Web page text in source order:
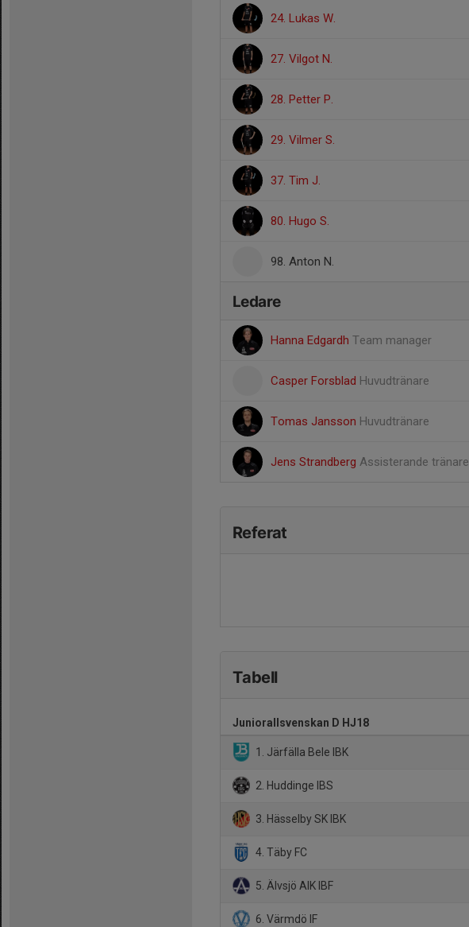
24. Lukas W.
27. Vilgot N.
28. Petter P.
29. Vilmer S.
37. Tim J.
80. Hugo S.
98. Anton N.
Ledare
Hanna Edgardh Team manager
Casper Forsblad Huvudtränare
Tomas Jansson Huvudtränare
Jens Strandberg Assisterande tränare
Referat
Tabell
Juniorallsvenskan D HJ18
1. Järfälla Bele IBK
2. Huddinge IBS
3. Hässelby SK IBK
4. Täby FC
5. Älvsjö AIK IBF
6. Värmdö IF